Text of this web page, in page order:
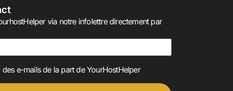
via notre infolettre directement par
des e-mails de la part de YourHostHelper